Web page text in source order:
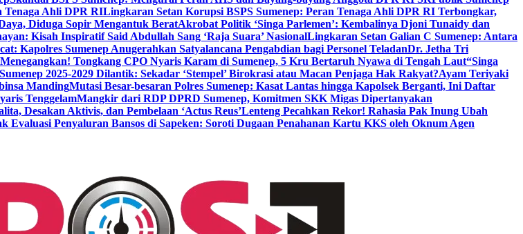
Tenaga Ahli DPR RILingkaran Setan Korupsi BSPS Sumenep: Peran Tenaga Ahli DPR RI Terbongkar,
Diduga Sopir Mengantuk BeratAkrobat Politik ‘Singa Parlemen’: Kembalinya Djoni Tunaidy dan
Kisah Inspiratif Said Abdullah Sang ‘Raja Suara’ NasionalLingkaran Setan Galian C Sumenep: Antara
Kapolres Sumenep Anugerahkan Satyalancana Pengabdian bagi Personel TeladanDr. Jetha Tri
Tongkang CPO Nyaris Karam di Sumenep, 5 Kru Bertaruh Nyawa di Tengah Laut“Singa
2025-2029 Dilantik: Sekadar ‘Stempel’ Birokrasi atau Macan Penjaga Hak Rakyat?Ayam Teriyaki
MandingMutasi Besar-besaran Polres Sumenep: Kasat Lantas hingga Kapolsek Berganti, Ini Daftar
TenggelamMangkir dari RDP DPRD Sumenep, Komitmen SKK Migas Dipertanyakan
Desakan Aktivis, dan Pembelaan ‘Actus Reus’Lenteng Pecahkan Rekor! Rahasia Pak Inung Ubah
Evaluasi Penyaluran Bansos di Sapeken: Soroti Dugaan Penahanan Kartu KKS oleh Oknum Agen